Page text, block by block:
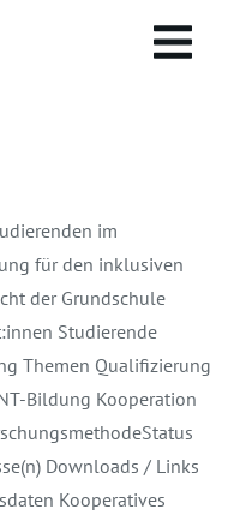
im
für den inklusiven
der Grundschule
Studierende
Themen Qualifizierung
Bildung Kooperation
Downloads / Links
Kooperatives